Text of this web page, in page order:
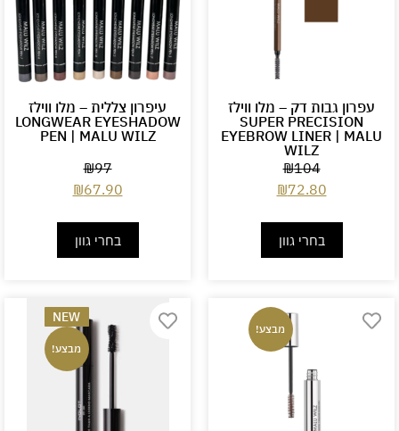
עפרון גבות דק – מלו ווילז
SUPER PRECISION
EYEBROW LINER | MALU
WILZ
₪104
₪72.80
בחרי גוון
עיפרון צללית – מלו ווילז
LONGWEAR EYESHADOW
PEN | MALU WILZ
₪97
₪67.90
בחרי גוון
מבצע!
NEW
מבצע!